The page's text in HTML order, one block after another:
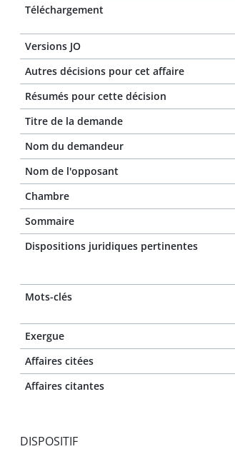
Téléchargement
Versions JO
Autres décisions pour cet affaire
Résumés pour cette décision
Titre de la demande
Nom du demandeur
Nom de l'opposant
Chambre
Sommaire
Dispositions juridiques pertinentes
Mots-clés
Exergue
Affaires citées
Affaires citantes
DISPOSITIF